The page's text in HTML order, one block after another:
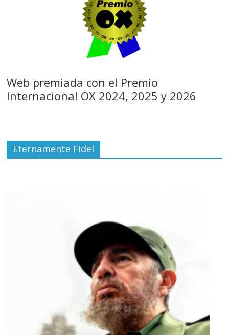
Web premiada con el Premio
Internacional OX 2024, 2025 y 2026
Eternamente Fidel